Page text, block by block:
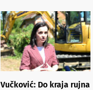
Vučković: Do kraja rujna